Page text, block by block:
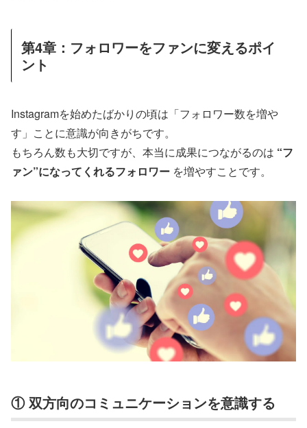
第4章：フォロワーをファンに変えるポイ
ント
Instagramを始めたばかりの頃は「フォロワー数を増や
す」ことに意識が向きがちです。
もちろん数も大切ですが、本当に成果につながるのは “フ
ァン”になってくれるフォロワー を増やすことです。
① 双方向のコミュニケーションを意識する